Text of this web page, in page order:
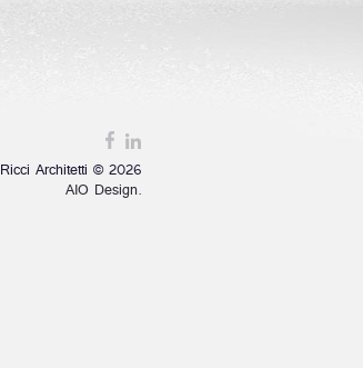
Ricci Architetti © 2026
AIO Design.